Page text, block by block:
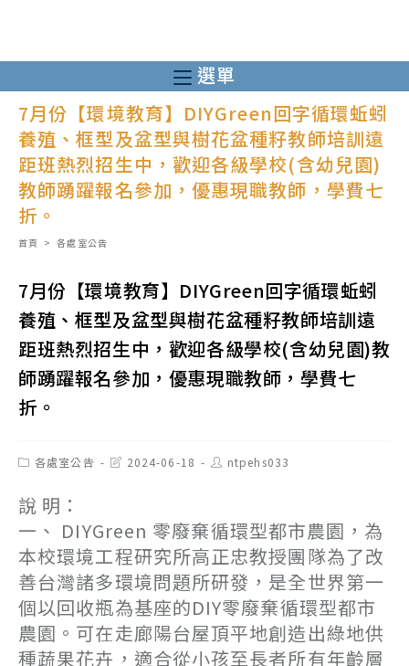
至
主
內
容
選單
7月份【環境教育】DIYGreen回字循環蚯蚓
養殖、框型及盆型與樹花盆種籽教師培訓遠
距班熱烈招生中，歡迎各級學校(含幼兒園)
教師踴躍報名參加，優惠現職教師，學費七
折。
首頁 > 各處室公告
7月份【環境教育】DIYGreen回字循環蚯蚓
養殖、框型及盆型與樹花盆種籽教師培訓遠
距班熱烈招生中，歡迎各級學校(含幼兒園)教
師踴躍報名參加，優惠現職教師，學費七
折。
Post各處室公告
Post2024-06-18
Post
author:
ntpehs033
說 明：
一、 DIYGreen 零廢棄循環型都市農園，為
本校環境工程研究所高正忠教授團隊為了改
善台灣諸多環境問題所研發，是全世界第一
個以回收瓶為基座的DIY零廢棄循環型都市
農園。可在走廊陽台屋頂平地創造出綠地供
種蔬果花卉，適合從小孩至長者所有年齡層